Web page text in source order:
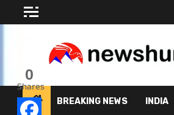
to
BREAKING NEWS INDIA
0
Shares